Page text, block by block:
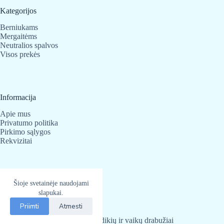
Šioje svetainėje naudojami
slapukai.
Priimti Atmesti
Kategorijos
Berniukams
Mergaitėms
Neutralios spalvos
Visos prekės
Informacija
Apie mus
Privatumo politika
Pirkimo sąlygos
Rekvizitai
Telefonas:
+370 683 25 820
El. paštasinfo@babybear.lt
2026 - Kūdikių ir vaikų drabužiai